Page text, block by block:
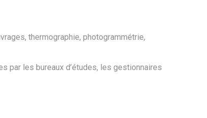
thermographie, photogrammétrie,
par les bureaux d’études, les gestionnaires